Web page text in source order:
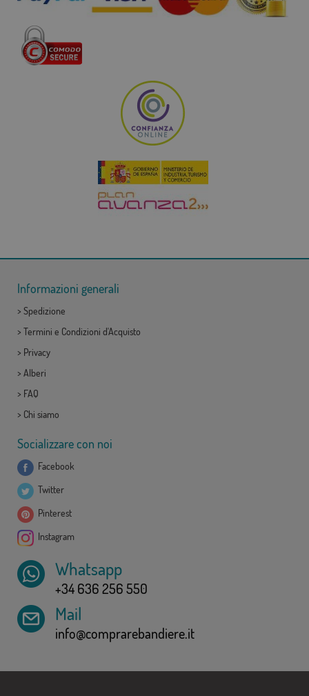
Informazioni generali
> Spedizione
> Termini e Condizioni d'Acquisto
> Privacy
> Alberi
> FAQ
> Chi siamo
Socializzare con noi
Facebook
Twitter
Pinterest
Instagram
Whatsapp
+34 636 256 550
Mail
info@comprarebandiere.it